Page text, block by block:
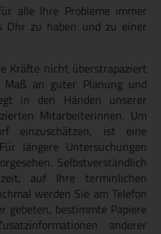
alle Ihre Probleme immer
Ohr zu haben und zu einer
Kräfte nicht überstrapaziert
an guter Planung und
in den Händen unserer
Mitarbeiterinnen. Um
einzuschätzen, ist eine
längere Untersuchungen
Selbstverständlich
auf Ihre terminlichen
werden Sie am Telefon
gebeten, bestimmte Papiere
anderer